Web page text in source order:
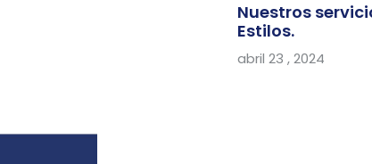
Nuestros
Estilos.
abril 23 , 2024